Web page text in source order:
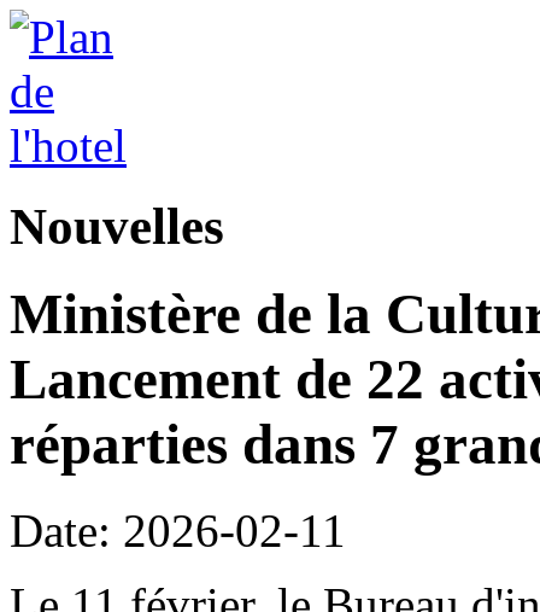
Nouvelles
Ministère de la
Lancement de 22
réparties dans 7
Date: 2026-02-11